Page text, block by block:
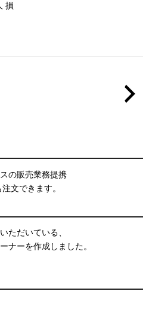
損
の販売業務提携
文できます。
ただいている、
ナーを作成しました。